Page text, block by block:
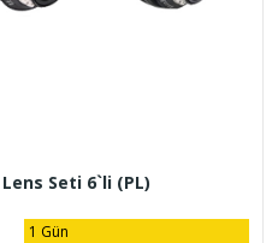
Seti 6`li (PL)
1 Gün